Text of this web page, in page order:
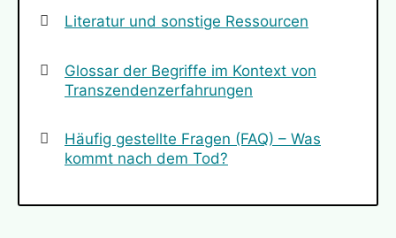
Literatur und sonstige Ressourcen
Glossar der Begriffe im Kontext von
Transzendenzerfahrungen
Häufig gestellte Fragen (FAQ) – Was
kommt nach dem Tod?